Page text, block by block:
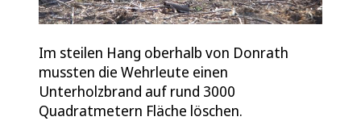
Im steilen Hang oberhalb von Donrath
mussten die Wehrleute einen
Unterholzbrand auf rund 3000
Quadratmetern Fläche löschen.